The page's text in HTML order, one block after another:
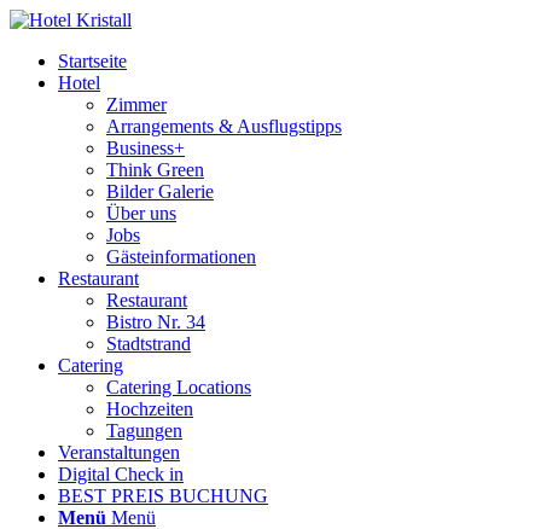
Startseite
Hotel
Zimmer
Arrangements & Ausflugstipps
Business+
Think Green
Bilder Galerie
Über uns
Jobs
Gästeinformationen
Restaurant
Restaurant
Bistro Nr. 34
Stadtstrand
Catering
Catering Locations
Hochzeiten
Tagungen
Veranstaltungen
Digital Check in
BEST PREIS BUCHUNG
Menü Menü